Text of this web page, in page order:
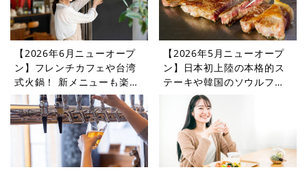
【2026年6月ニューオープ
ン】フレンチカフェや台湾
式火鍋！ 新メニューも楽し
めるレストランやカフェを
紹介
【2026年5月ニューオープ
ン】日本初上陸の本格的ス
テーキや韓国のソウルフー
ドを楽しめるレストランや
カフェをご紹介